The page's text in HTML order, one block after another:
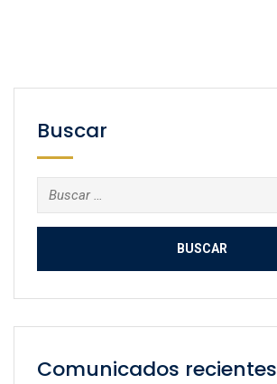
Buscar
Buscar:
Comunicados recientes